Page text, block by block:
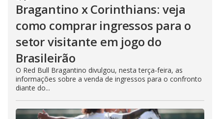
Bragantino x Corinthians: veja
como comprar ingressos para o
setor visitante em jogo do
Brasileirão
O Red Bull Bragantino divulgou, nesta terça-feira, as
informações sobre a venda de ingressos para o confronto
diante do...